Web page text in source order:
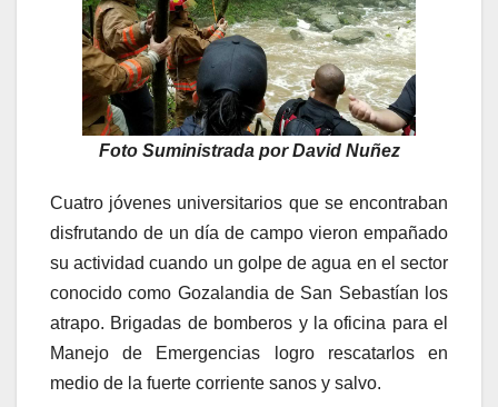
Foto Suministrada por David Nuñez
Cuatro jóvenes universitarios que se encontraban
disfrutando de un día de campo vieron empañado
su actividad cuando un golpe de agua en el sector
conocido como Gozalandia de San Sebastían los
atrapo. Brigadas de bomberos y la oficina para el
Manejo de Emergencias logro rescatarlos en
medio de la fuerte corriente sanos y salvo.